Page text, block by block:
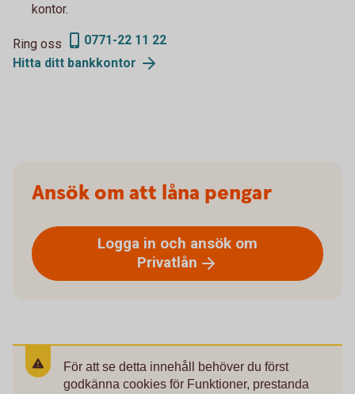
kontor.
Ring oss
0771-22 11 22
Hitta ditt bankkontor
Ansök om att låna pengar
Logga in och ansök om
Privatlån
För att se detta innehåll behöver du först
godkänna cookies för Funktioner, prestanda